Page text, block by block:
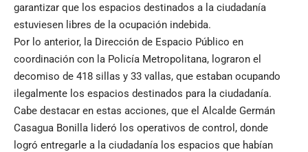
garantizar que los espacios destinados a la ciudadanía
estuviesen libres de la ocupación indebida.
Por lo anterior, la Dirección de Espacio Público en
coordinación con la Policía Metropolitana, lograron el
decomiso de 418 sillas y 33 vallas, que estaban ocupando
ilegalmente los espacios destinados para la ciudadanía.
Cabe destacar en estas acciones, que el Alcalde Germán
Casagua Bonilla lideró los operativos de control, donde
logró entregarle a la ciudadanía los espacios que habían